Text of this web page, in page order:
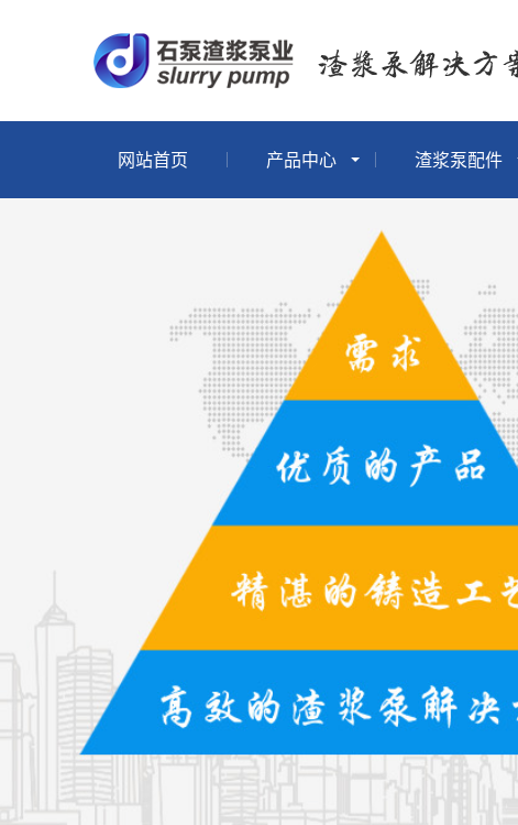
网站首页 产品中心 渣浆泵配件